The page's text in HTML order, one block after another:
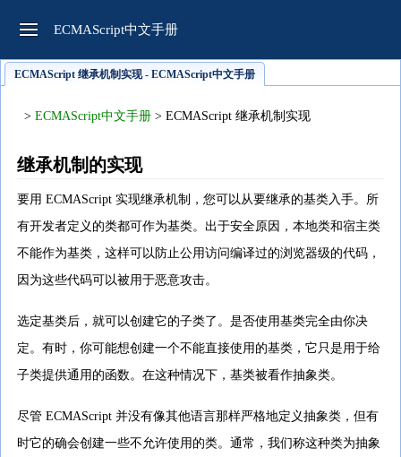
ECMAScript中文手册
ECMAScript 继承机制实现 - ECMAScript中文手册
> ECMAScript中文手册 > ECMAScript 继承机制实现
继承机制的实现
要用 ECMAScript 实现继承机制，您可以从要继承的基类入手。所
有开发者定义的类都可作为基类。出于安全原因，本地类和宿主类
不能作为基类，这样可以防止公用访问编译过的浏览器级的代码，
因为这些代码可以被用于恶意攻击。
选定基类后，就可以创建它的子类了。是否使用基类完全由你决
定。有时，你可能想创建一个不能直接使用的基类，它只是用于给
子类提供通用的函数。在这种情况下，基类被看作抽象类。
尽管 ECMAScript 并没有像其他语言那样严格地定义抽象类，但有
时它的确会创建一些不允许使用的类。通常，我们称这种类为抽象